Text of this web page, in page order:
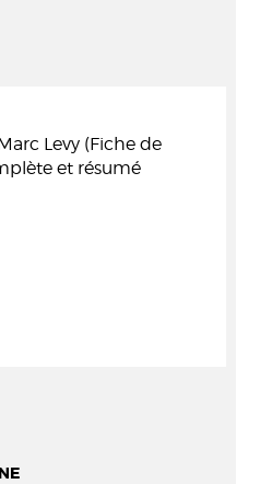
Levy (Fiche de
et résumé